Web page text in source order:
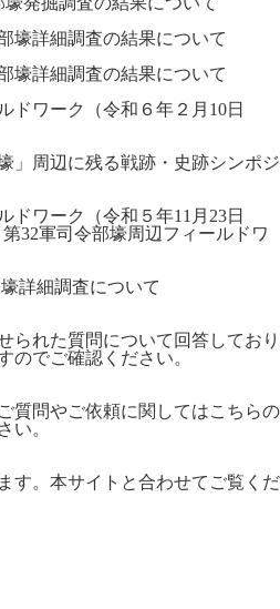
詳細調査の結果について
詳細調査の結果について
ドワーク（令和６年２月10日
」周辺に残る戦跡・史跡シンポジ
ドワーク（令和５年11月23日
32軍司令部壕周辺フィールドワ
詳細調査について
られた質問について回答しており
のでご確認ください。
質問やご依頼に関してはこちらの
い。
す。本サイトと合わせてご覧くだ